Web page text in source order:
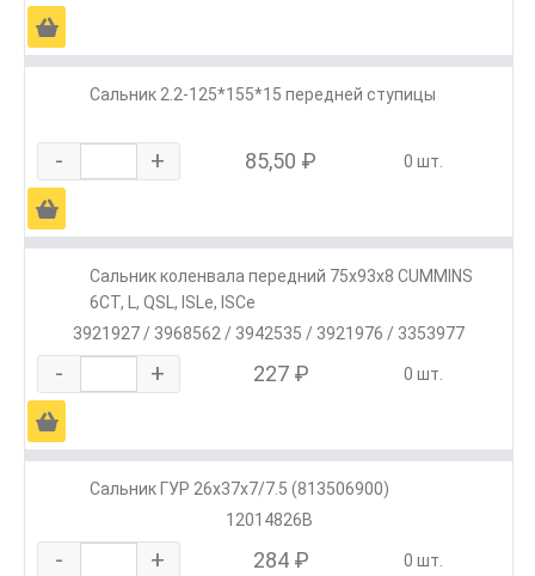
Ä
Сальник 2.2-125*155*15 передней ступицы
- + 85,50 ₽ 0 шт.
Ä
Сальник коленвала передний 75х93х8 CUMMINS
6CT, L, QSL, ISLe, ISCe
3921927 / 3968562 / 3942535 / 3921976 / 3353977
- + 227 ₽ 0 шт.
Ä
Сальник ГУР 26x37x7/7.5 (813506900)
12014826B
- + 284 ₽ 0 шт.